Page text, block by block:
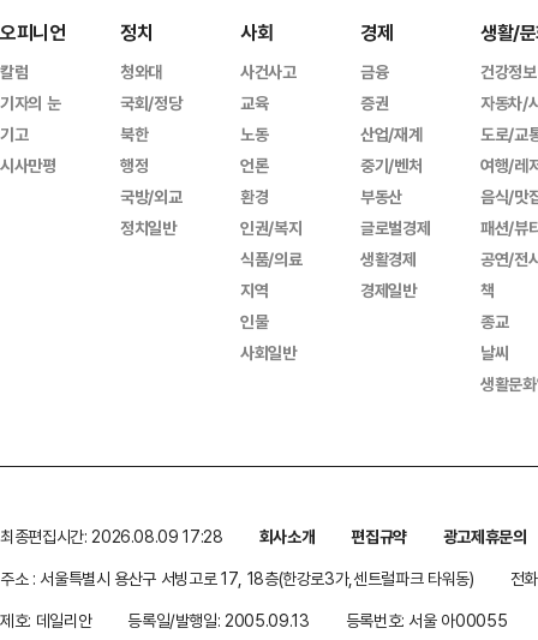
오피니언
칼럼
기자의 눈
기고
시사만평
정치
청와대
국회/정당
북한
행정
국방/외교
정치일반
사회
사건사고
교육
노동
언론
환경
인권/복지
식품/의료
지역
인물
사회일반
경제
금융
증권
산업/재계
중기/벤처
부동산
글로벌경제
생활경제
경제일반
생활/
건강정보
자동차/
도로/교
여행/레
음식/맛
패션/뷰
공연/전
책
종교
날씨
생활문
최종편집시간: 2026.08.09 17:28 회사소개 편집규약
광고제휴문의
주소 : 서울특별시 용산구 서빙고로 17, 18층(한강로3가,센트럴파크 타워동)
전
제호: 데일리안
등록일/발행일: 2005.09.13 등록번호: 서울 아00055